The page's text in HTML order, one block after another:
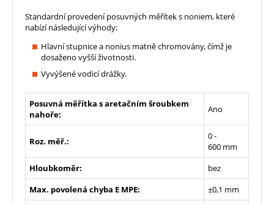
Standardní provedení posuvných měřítek s noniem, které
nabízí následující výhody:
Hlavní stupnice a nonius matně chromovány, čímž je
dosaženo vyšší životnosti.
Vyvýšené vodicí drážky.
Posuvná měřítka s aretačním šroubkem
nahoře:
Ano
Roz. měř.:
0 -
600 mm
Hloubkoměr:
bez
Max. povolená chyba E MPE:
±0,1 mm